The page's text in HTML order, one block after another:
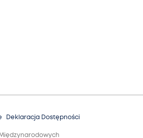
Deklaracja Dostępności